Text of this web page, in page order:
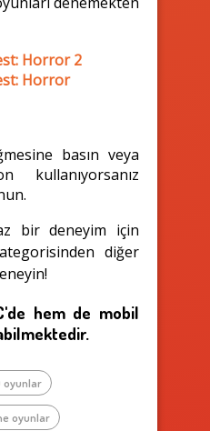
Horror 2
Horror
basın veya
kullanıyorsanız
bir deneyim için
diğer
hem de mobil
oyunlar
oyunlar